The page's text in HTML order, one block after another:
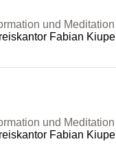
und Meditation
Fabian Kiupel
und Meditation
Fabian Kiupel